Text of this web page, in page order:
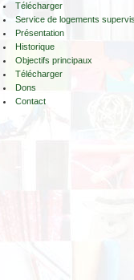
Télécharger
Service de logements
Présentation
Historique
Objectifs principaux
Télécharger
Dons
Contact